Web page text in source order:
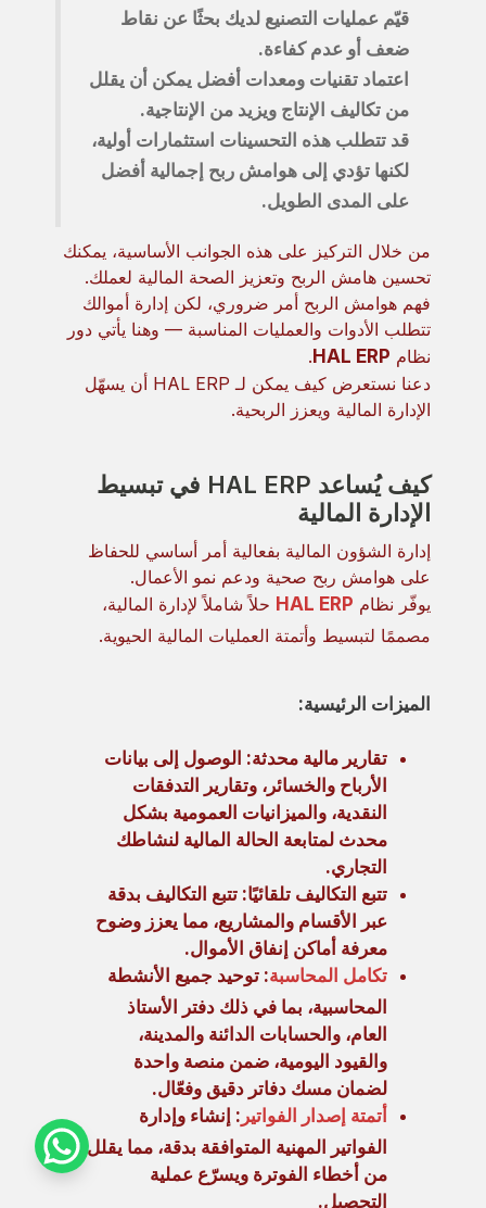
قيّم عمليات التصنيع لديك بحثًا عن نقاط
ضعف أو عدم كفاءة.
اعتماد تقنيات ومعدات أفضل يمكن أن يقلل
من تكاليف الإنتاج ويزيد من الإنتاجية.
قد تتطلب هذه التحسينات استثمارات أولية،
لكنها تؤدي إلى هوامش ربح إجمالية أفضل
على المدى الطويل.
من خلال التركيز على هذه الجوانب الأساسية، يمكنك
تحسين هامش الربح وتعزيز الصحة المالية لعملك.
فهم هوامش الربح أمر ضروري، لكن إدارة أموالك
تتطلب الأدوات والعمليات المناسبة — وهنا يأتي دور
نظام HAL ERP
.
دعنا نستعرض كيف يمكن لـ HAL ERP أن يسهّل
الإدارة المالية ويعزز الربحية.
كيف يُساعد HAL ERP في تبسيط
الإدارة المالية
إدارة الشؤون المالية بفعالية أمر أساسي للحفاظ
على هوامش ربح صحية ودعم نمو الأعمال.
يوفّر نظام HAL ERP حلاً شاملاً لإدارة المالية،
مصممًا لتبسيط وأتمتة العمليات المالية الحيوية.
الميزات الرئيسية:
تقارير مالية محدثة: الوصول إلى بيانات
الأرباح والخسائر، وتقارير التدفقات
النقدية، والميزانيات العمومية بشكل
محدث لمتابعة الحالة المالية لنشاطك
التجاري.
تتبع التكاليف تلقائيًا: تتبع التكاليف بدقة
عبر الأقسام والمشاريع، مما يعزز وضوح
معرفة أماكن إنفاق الأموال.
تكامل المحاسبة: توحيد جميع الأنشطة
المحاسبية، بما في ذلك دفتر الأستاذ
العام، والحسابات الدائنة والمدينة،
والقيود اليومية، ضمن منصة واحدة
لضمان مسك دفاتر دقيق وفعّال.
أتمتة إصدار الفواتير : إنشاء وإدارة
الفواتير المهنية المتوافقة بدقة، مما يقلل
من أخطاء الفوترة ويسرّع عملية
التحصيل.